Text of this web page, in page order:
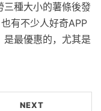
三種大小的薯條後發
有不少人好奇APP
是最優惠的，尤其是
NEXT